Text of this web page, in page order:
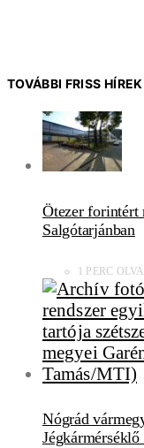
TOVÁBBI FRISS HÍREK
Ötezer
Salgótarjánban
1 PERC
Nógrád